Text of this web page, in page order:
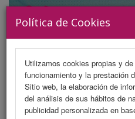
Política de Cookies
Utilizamos cookies propias y
funcionamiento y la prestación
Sitio web, la elaboración de
del análisis de sus hábitos de
publicidad personalizada en
MENU